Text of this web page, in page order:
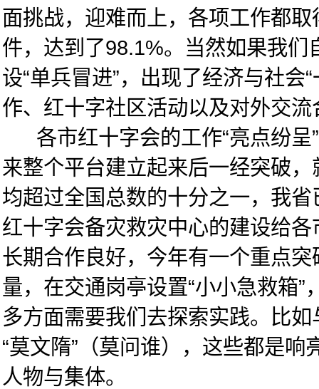
面挑战，迎难而上，各项工作都
件，达到了98.1%。当然如果我们
设“单兵冒进”，出现了经济与社
作、红十字社区活动以及对外交
各市红十字会的工作“亮点纷呈”
来整个平台建立起来后一经突破
均超过全国总数的十分之一，我
红十字会备灾救灾中心的建设给
长期合作良好，今年有一个重点
量，在交通岗亭设置“小小急救箱
多方面需要我们去探索实践。比
“莫文隋”（莫问谁），这些都是
人物与集体。